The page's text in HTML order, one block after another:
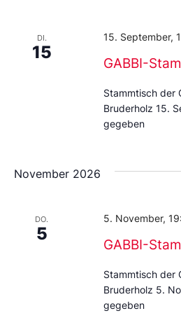
DI.
15
GABBI-
15. September,
Stammtisch der
Bruderholz 15.
gegeben
November 2026
DO.
5
GABBI-
5. November,
Stammtisch der
Bruderholz 5.
gegeben